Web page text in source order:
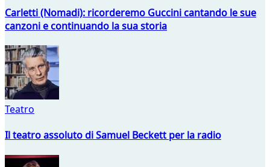
Carletti (Nomadi): ricorderemo Guccini cantando le sue
canzoni e continuando la sua storia
Teatro
Il teatro assoluto di Samuel Beckett per la radio